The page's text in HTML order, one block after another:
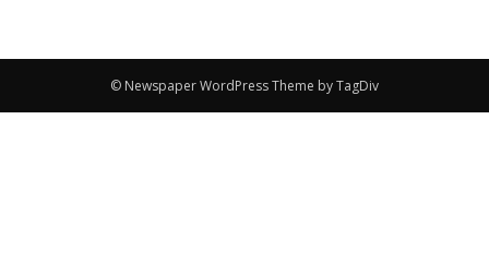
© Newspaper WordPress Theme by TagDiv